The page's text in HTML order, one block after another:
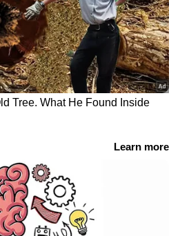
മേനോൻ കൂട്ടുകെട്ട്;